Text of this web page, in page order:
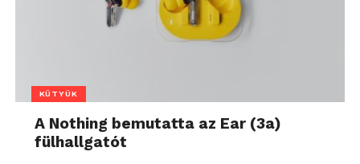
KÜTYÜK
A Nothing bemutatta az Ear (3a)
fülhallgatót